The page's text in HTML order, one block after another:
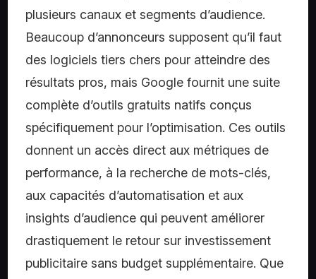
plusieurs canaux et segments d’audience.
Beaucoup d’annonceurs supposent qu’il faut
des logiciels tiers chers pour atteindre des
résultats pros, mais Google fournit une suite
complète d’outils gratuits natifs conçus
spécifiquement pour l’optimisation. Ces outils
donnent un accès direct aux métriques de
performance, à la recherche de mots-clés,
aux capacités d’automatisation et aux
insights d’audience qui peuvent améliorer
drastiquement le retour sur investissement
publicitaire sans budget supplémentaire. Que